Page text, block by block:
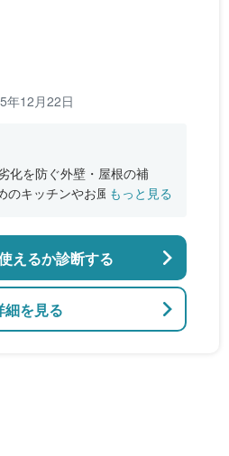
年12月22日
化を防ぐ外壁・屋根の補
のキッチンやお風呂の増
もっと見る
細を見る
えるか診断する